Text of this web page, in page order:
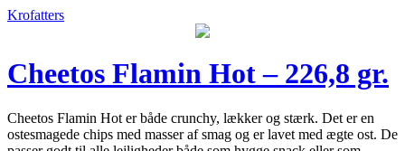
Krofatters
Cheetos Flamin Hot – 226,8 gr.
Cheetos Flamin Hot er både crunchy, lækker og stærk. Det er en
ostesmagede chips med masser af smag og er lavet med ægte ost. De